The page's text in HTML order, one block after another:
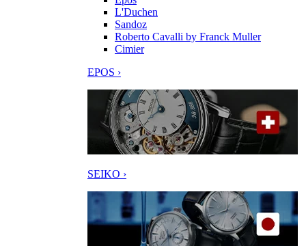
L'Duchen
Sandoz
Roberto Cavalli by Franck Muller
Cimier
EPOS ›
SEIKO ›